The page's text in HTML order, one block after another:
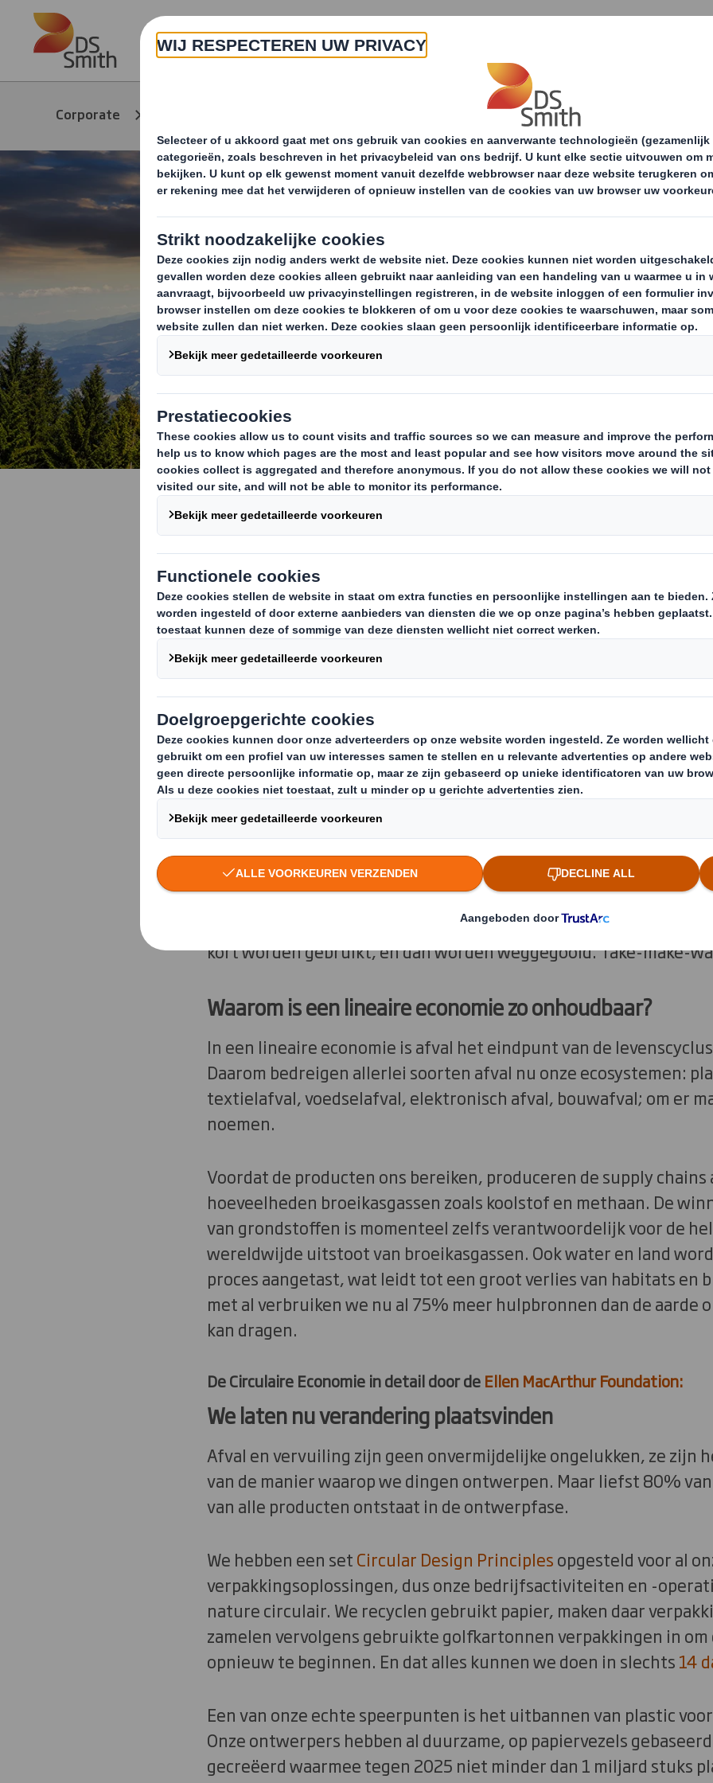
Skip to main content
Over ons Producten & Services
Corporate
Circulaire Economie: Leiderschap
Wat kunt u zelf doen om de
economie te steunen
Leven in een wereld waar we alleen een 'take-
mentaliteit hanteren, is niet langer houdbaar.
actie te ondernemen, niet alleen voor bedrijven
organisaties, maar ook voor de samenleving.
Als we het hebben over de "take-make-waste"-economie,
huidige benadering van hulpbronnen. Dit model ligt aan de basis
economie, waarin grondstoffen worden verzameld, omgezet in
kort worden gebruikt, en dan worden weggegooid. Take-make-
Waarom is een lineaire economie zo onhoudbaar?
In een lineaire economie is afval het eindpunt van de
Daarom bedreigen allerlei soorten afval nu onze ecosystemen:
textielafval, voedselafval, elektronisch afval, bouwafval; om er
noemen.
Voordat de producten ons bereiken, produceren de supply chains
hoeveelheden broeikasgassen zoals koolstof en methaan. De
van grondstoffen is momenteel zelfs verantwoordelijk voor de
wereldwijde uitstoot van broeikasgassen. Ook water en land
proces aangetast, wat leidt tot een groot verlies van habitats en
met al verbruiken we nu al 75% meer hulpbronnen dan de aarde
kan dragen.
De Circulaire Economie in detail door de Ellen MacArthur Foundation:
We laten nu verandering plaatsvinden
Afval en vervuiling zijn geen onvermijdelijke ongelukken, ze zijn
van de manier waarop we dingen ontwerpen. Maar liefst 80%
van alle producten ontstaat in de ontwerpfase.
We hebben een setCircular Design Principlesopgesteld voor al
verpakkingsoplossingen, dus onze bedrijfsactiviteiten en -
nature circulair. We recyclen gebruikt papier, maken daar
zamelen vervolgens gebruikte golfkartonnen verpakkingen in
opnieuw te beginnen. En dat alles kunnen we doen in slechts14
Een van onze echte speerpunten is het uitbannen van plastic
Onze ontwerpers hebben al duurzame, op papiervezels
gecreëerd waarmee tegen 2025 niet minder dan 1 miljard stuks